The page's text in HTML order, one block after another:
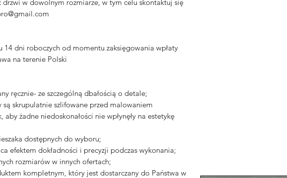
drzwi w dowolnym rozmiarze, w tym celu skontaktuj się
14 dni roboczych od momentu zaksięgowania wpłaty
na terenie Polski
ręcznie- ze szczególną dbałością o detale;
są skrupulatnie szlifowane przed malowaniem
aby żadne niedoskonałości nie wpłynęły na estetykę
dostępnych do wyboru;
efektem dokładności i precyzji podczas wykonania;
rozmiarów w innych ofertach;
kompletnym, który jest dostarczany do Państwa w